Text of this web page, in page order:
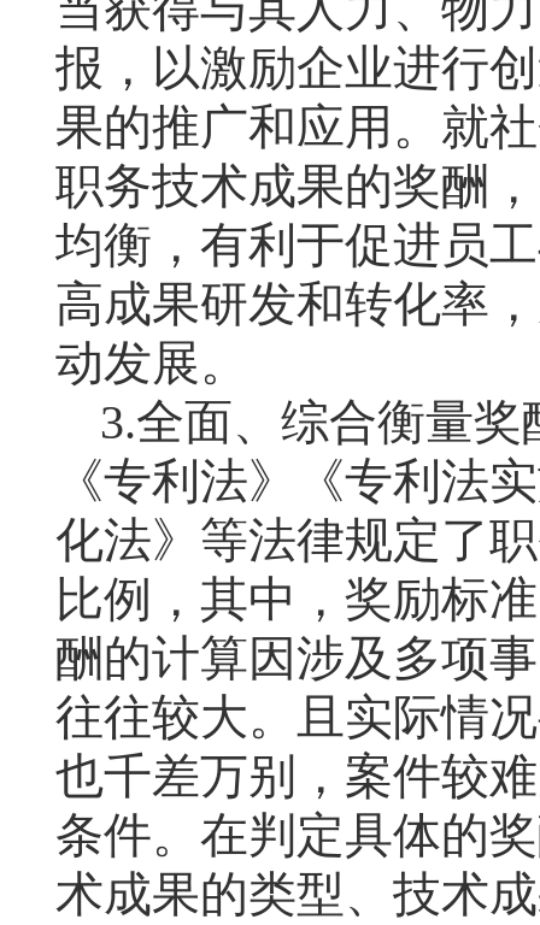
报，以激励企业进行
果的推广和应用。就
职务技术成果的奖酬
均衡，有利于促进员
高成果研发和转化率
动发展。
3.全面、综合衡量奖
《专利法》《专利法
化法》等法律规定了
比例，其中，奖励标
酬的计算因涉及多项
往往较大。且实际情
也千差万别，案件较
条件。在判定具体的
术成果的类型、技术